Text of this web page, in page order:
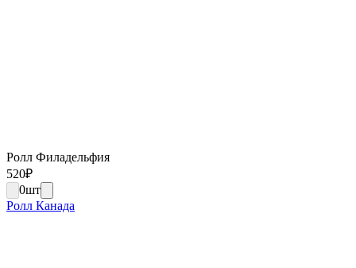
Ролл Филадельфия
520₽
0шт
Ролл Канада